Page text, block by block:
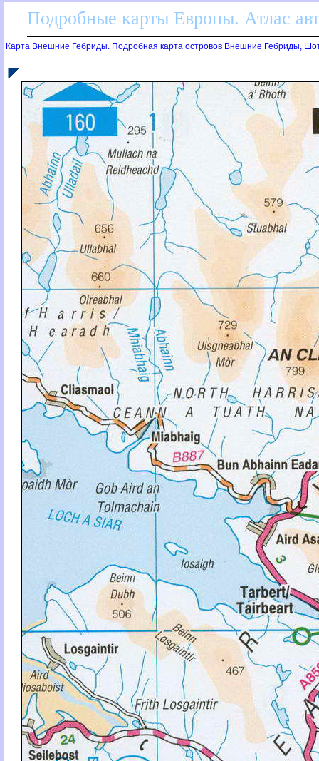
Подробные карты Европы. Атлас
Карта Внешние Гебриды. Подробная карта островов Внешние Гебриды,